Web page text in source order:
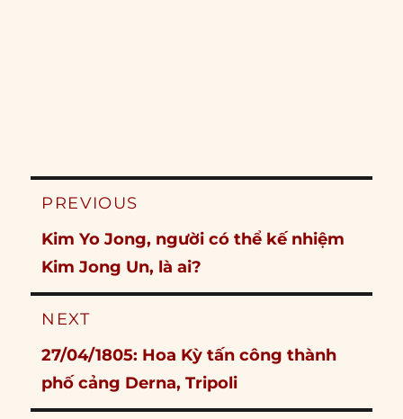
Post
PREVIOUS
Previous
post:
Kim Yo Jong, người có thể kế nhiệm
Kim Jong Un, là ai?
NEXT
Next
post:
27/04/1805: Hoa Kỳ tấn công thành
phố cảng Derna, Tripoli